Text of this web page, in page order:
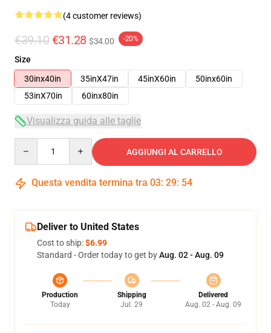
(4 customer reviews)
€39.10 €31.28 $34.00 -20%
Size
30inx40in
35inX47in 45inX60in
50inx60in
53inX70in
60inx80in
Visualizza guida alle taglie
AGGIUNGI AL CARRELLO
Questa vendita termina tra 03: 29: 53
Deliver to United States
Cost to ship:$6.99
Standard - Order today to get byAug. 02 - Aug. 09
Production
Today
Shipping
Jul. 29
Delivered
Aug. 02 - Aug. 09